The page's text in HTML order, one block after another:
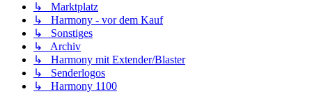
↳ Marktplatz
↳ Harmony - vor dem Kauf
↳ Sonstiges
↳ Archiv
↳ Harmony mit Extender/Blaster
↳ Senderlogos
↳ Harmony 1100